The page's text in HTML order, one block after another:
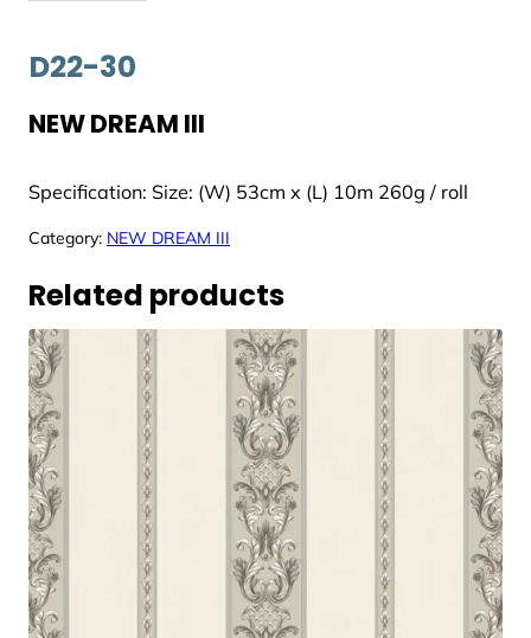
D22-30
NEW DREAM III
Specification: Size: (W) 53cm x (L) 10m 260g / roll
Category: NEW DREAM III
Related products